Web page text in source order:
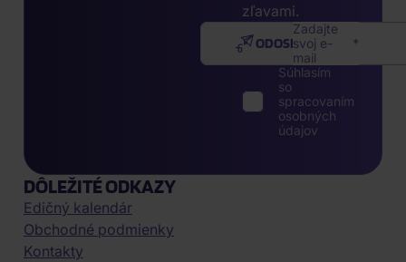
zľavami.
Zadajte
svoj e-
mail
ODOSLAŤ
Súhlasím
so
spracovaním
osobných
údajov
DÔLEŽITÉ ODKAZY
Edičný kalendár
Obchodné podmienky
Kontakty